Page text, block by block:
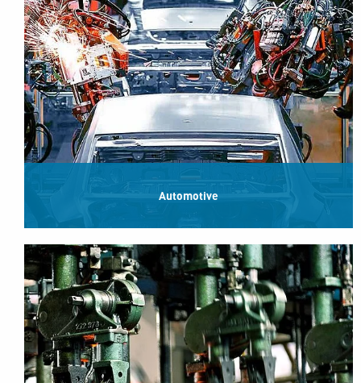
Automotive